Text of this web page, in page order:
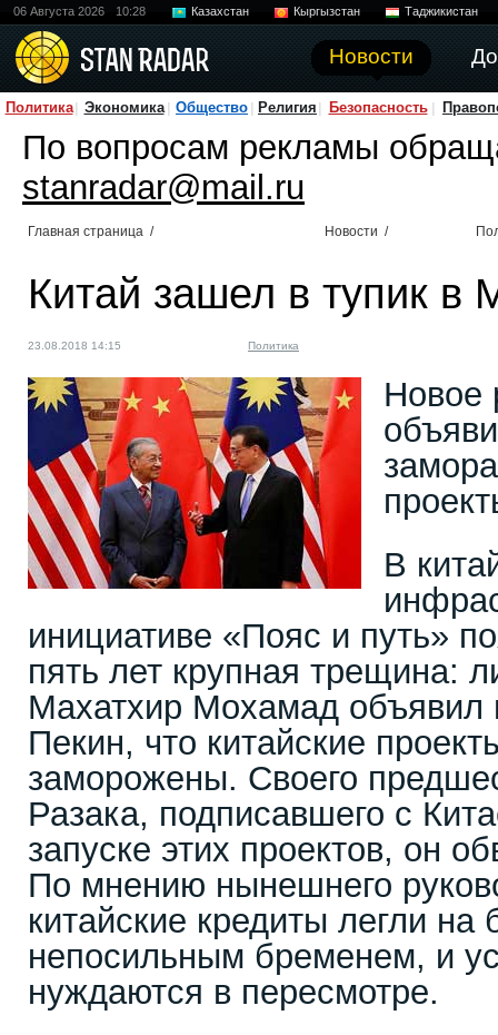
06 Августа 2026 10:28 Казахстан Кыргызстан Таджикистан
Новости
Политика Экономика Общество Религия Безопасность
По вопросам рекламы
stanradar@mail.ru
Главная страница / Новости /
Китай зашел в тупик в
23.08.2018 14:15 Политика
Новое
В
инициативе «Пояс и путь»
пять лет крупная трещина:
Махатхир Мохамад объявил
Пекин, что китайские
заморожены. Своего
Разака, подписавшего с
запуске этих проектов, он
По мнению нынешнего
китайские кредиты легли
непосильным бременем, и
нуждаются в пересмотре.